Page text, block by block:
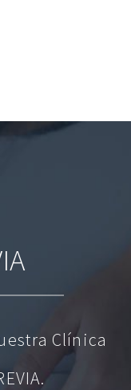
Clínica